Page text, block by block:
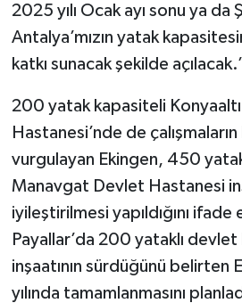
2025 yılı Ocak ayı sonu ya da
Antalya’mızın yatak
katkı sunacak şekilde
200 yatak kapasiteli
Hastanesi’nde de
vurgulayan Ekingen, 450
Manavgat Devlet Hastanesi
iyileştirilmesi yapıldığını
Payallar’da 200 yataklı
inşaatının sürdüğünü belirten
yılında tamamlanmasını